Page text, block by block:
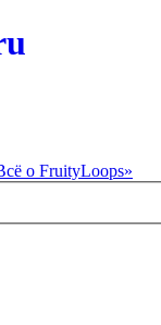
о FruityLoops»